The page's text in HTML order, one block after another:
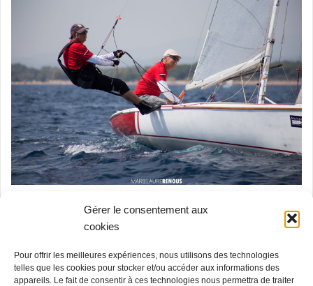
Gérer le consentement aux
cookies
Pour offrir les meilleures expériences, nous utilisons des technologies
telles que les cookies pour stocker et/ou accéder aux informations des
appareils. Le fait de consentir à ces technologies nous permettra de traiter
26 décembre 2019 Non classé
Championnat du monde de Tempest
Saint-Raphaël – 30.08.2017